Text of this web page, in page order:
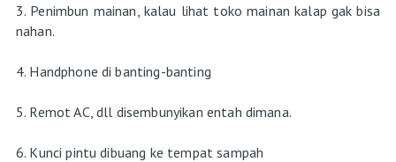
3. Penimbun mainan, kalau lihat toko mainan kalap gak bisa
nahan.
4. Handphone di banting-banting
5. Remot AC, dll disembunyikan entah dimana.
6. Kunci pintu dibuang ke tempat sampah